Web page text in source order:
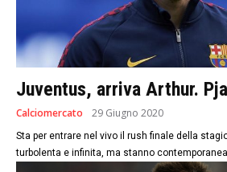
Juventus, arriva Arthur.
Calciomercato 29 Giugno 2020
Sta per entrare nel vivo il rush finale della
turbolenta e infinita, ma stanno